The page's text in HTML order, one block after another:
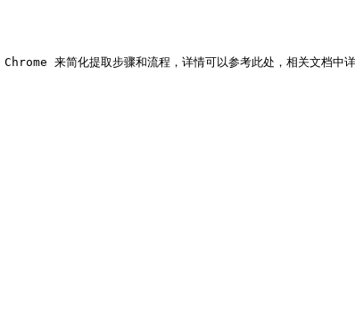
来简化提取步骤和流程，详情可以参考此处，相关文档中